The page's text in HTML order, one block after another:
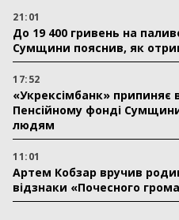
21:01
До 19 400 гривень на
Сумщини пояснив, як
17:52
«Укрексімбанк» припиняє
Пенсійному фонді
людям
11:01
Артем Кобзар вручив
відзнаки «Почесного